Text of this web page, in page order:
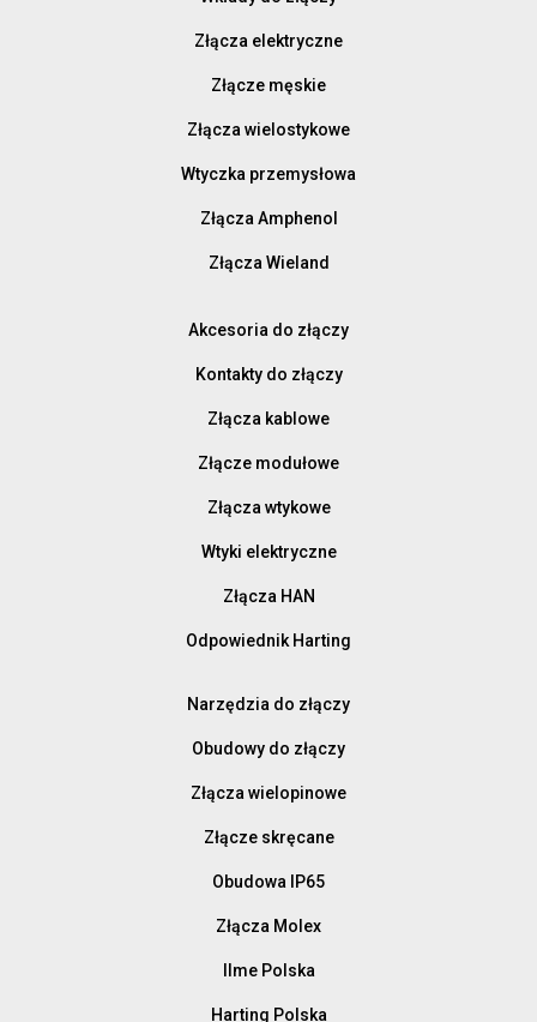
Złącza elektryczne
Złącze męskie
Złącza wielostykowe
Wtyczka przemysłowa
Złącza Amphenol
Złącza Wieland
Akcesoria do złączy
Kontakty do złączy
Złącza kablowe
Złącze modułowe
Złącza wtykowe
Wtyki elektryczne
Złącza HAN
Odpowiednik Harting
Narzędzia do złączy
Obudowy do złączy
Złącza wielopinowe
Złącze skręcane
Obudowa IP65
Złącza Molex
Ilme Polska
Harting Polska